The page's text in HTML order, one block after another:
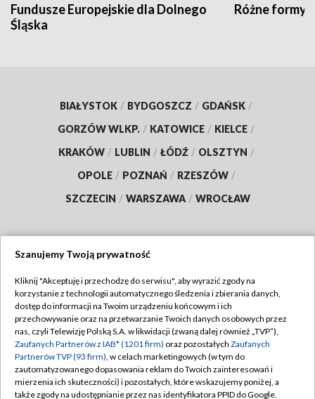
Fundusze Europejskie dla Dolnego
Śląska
Różne formy
BIAŁYSTOK / BYDGOSZCZ / GDAŃSK /
GORZÓW WLKP. / KATOWICE / KIELCE /
KRAKÓW / LUBLIN / ŁÓDŹ / OLSZTYN /
OPOLE / POZNAŃ / RZESZÓW /
SZCZECIN / WARSZAWA / WROCŁAW
TVP
Abonament TVP
Emisja w TVP
Centrum informacji TVP
Naziemna Telewizja Cyfrowa
Regulamin TVP
Polityka prywatności
Moje zgody
Pomoc
Szanujemy Twoją prywatność
Kliknij "Akceptuję i przechodzę do serwisu", aby wyrazić zgody na
korzystanie z technologii automatycznego śledzenia i zbierania danych,
dostęp do informacji na Twoim urządzeniu końcowym i ich
przechowywanie oraz na przetwarzanie Twoich danych osobowych przez
nas, czyli Telewizję Polską S.A. w likwidacji (zwaną dalej również „TVP”),
Zaufanych Partnerów z IAB* (1201 firm) oraz pozostałych Zaufanych
Partnerów TVP (93 firm), w celach marketingowych (w tym do
zautomatyzowanego dopasowania reklam do Twoich zainteresowań i
mierzenia ich skuteczności) i pozostałych, które wskazujemy poniżej, a
także zgody na udostępnianie przez nas identyfikatora PPID do Google.